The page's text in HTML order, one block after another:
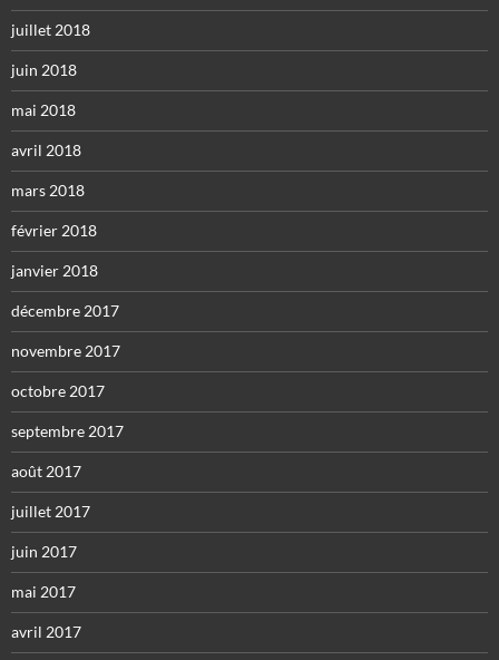
juillet 2018
juin 2018
mai 2018
avril 2018
mars 2018
février 2018
janvier 2018
décembre 2017
novembre 2017
octobre 2017
septembre 2017
août 2017
juillet 2017
juin 2017
mai 2017
avril 2017